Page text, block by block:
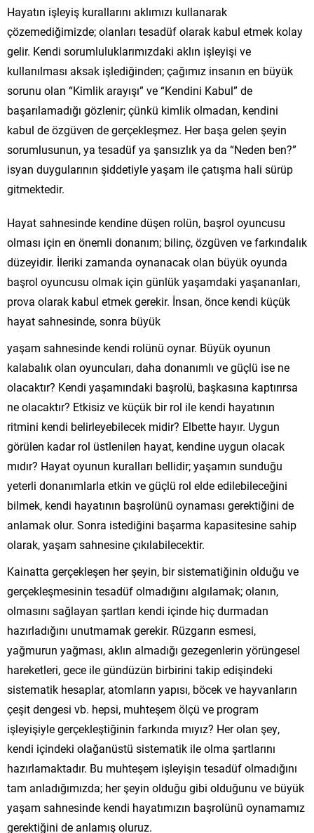
Hayatın işleyiş kurallarını aklımızı kullanarak
çözemediğimizde; olanları tesadüf olarak kabul etmek kolay
gelir. Kendi sorumluluklarımızdaki aklın işleyişi ve
kullanılması aksak işlediğinden; çağımız insanın en büyük
sorunu olan “Kimlik arayışı” ve “Kendini Kabul” de
başarılamadığı gözlenir; çünkü kimlik olmadan, kendini
kabul de özgüven de gerçekleşmez. Her başa gelen şeyin
sorumlusunun, ya tesadüf ya şansızlık ya da “Neden ben?”
isyan duygularının şiddetiyle yaşam ile çatışma hali sürüp
gitmektedir.
Hayat sahnesinde kendine düşen rolün, başrol oyuncusu
olması için en önemli donanım; bilinç, özgüven ve farkındalık
düzeyidir. İleriki zamanda oynanacak olan büyük oyunda
başrol oyuncusu olmak için günlük yaşamdaki yaşananları,
prova olarak kabul etmek gerekir. İnsan, önce kendi küçük
hayat sahnesinde, sonra büyük
yaşam sahnesinde kendi rolünü oynar. Büyük oyunun
kalabalık olan oyuncuları, daha donanımlı ve güçlü ise ne
olacaktır? Kendi yaşamındaki başrolü, başkasına kaptırırsa
ne olacaktır? Etkisiz ve küçük bir rol ile kendi hayatının
ritmini kendi belirleyebilecek midir? Elbette hayır. Uygun
görülen kadar rol üstlenilen hayat, kendine uygun olacak
mıdır? Hayat oyunun kuralları bellidir; yaşamın sunduğu
yeterli donanımlarla etkin ve güçlü rol elde edilebileceğini
bilmek, kendi hayatının başrolünü oynaması gerektiğini de
anlamak olur. Sonra istediğini başarma kapasitesine sahip
olarak, yaşam sahnesine çıkılabilecektir.
Kainatta gerçekleşen her şeyin, bir sistematiğinin olduğu ve
gerçekleşmesinin tesadüf olmadığını algılamak; olanın,
olmasını sağlayan şartları kendi içinde hiç durmadan
hazırladığını unutmamak gerekir. Rüzgarın esmesi,
yağmurun yağması, aklın almadığı gezegenlerin yörüngesel
hareketleri, gece ile gündüzün birbirini takip edişindeki
sistematik hesaplar, atomların yapısı, böcek ve hayvanların
çeşit dengesi vb. hepsi, muhteşem ölçü ve program
işleyişiyle gerçekleştiğinin farkında mıyız? Her olan şey,
kendi içindeki olağanüstü sistematik ile olma şartlarını
hazırlamaktadır. Bu muhteşem işleyişin tesadüf olmadığını
tam anladığımızda; her şeyin olduğu gibi olduğunu ve büyük
yaşam sahnesinde kendi hayatımızın başrolünü oynamamız
gerektiğini de anlamış oluruz.